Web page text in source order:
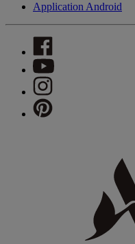
Application Android